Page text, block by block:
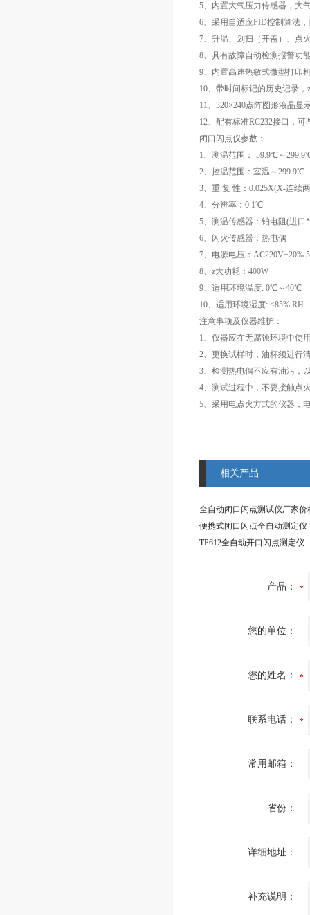
5、内置大气压力传感器，大
6、采用自适应PID控制算法
7、升温、划扫（开盖）、点
8、具有故障自动检测报警功
9、内置高速热敏式微型打印
10、带时间标记的历史记录，
11、320×240点阵图形液晶
12、配有标准RC232接口，
闭口闪点仪参数：
1、测温范围：-59.9℃～
2、控温范围：室温～299.9℃
3、重 复 性：0.025X(X-连续
4、分辨率：0.1℃
5、测温传感器：铂电阻(进口
6、闪火传感器：热电偶
7、电源电压：AC220V±20%
8、z大功耗：400W
9、适用环境温度: 0℃～40℃
10、适用环境湿度: ≤85% RH
注意事项及仪器维护：
1、仪器应在无腐蚀环境中使
2、更换试样时，油杯须进行
3、检测热电偶不应有油污，
4、测试过程中，不要接触点
5、采用电点火方式的仪器，
相关产品
全自动闭口闪点测试仪厂家价
便携式闭口闪点全自动测定仪
TP612全自动开口闪点测定仪
产品：
您的单位：
您的姓名：
联系电话：
常用邮箱：
省份：
详细地址：
补充说明：